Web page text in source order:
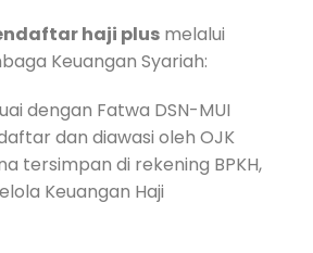
haji plus melalui
Keuangan Syariah:
dengan Fatwa DSN-MUI
dan diawasi oleh OJK
tersimpan di rekening BPKH,
Keuangan Haji